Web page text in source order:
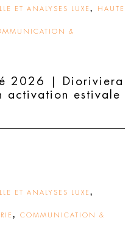
ET ANALYSES LUXE , HAUTE
&
2026 | Dioriviera
activation estivale
ET ANALYSES LUXE ,
, COMMUNICATION &